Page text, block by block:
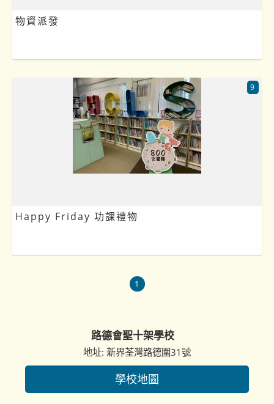
物資派發
Happy Friday 功課禮物
9
1
路德會聖十架學校
地址: 新界荃灣路德圍31號
學校地圖